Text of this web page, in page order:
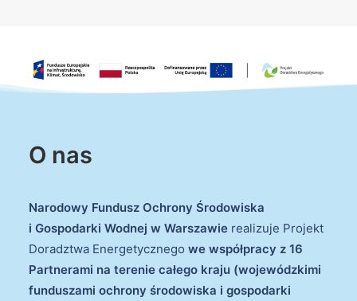
O nas
Narodowy Fundusz Ochrony Środowiska
i Gospodarki Wodnej w Warszawie realizuje Projekt
Doradztwa Energetycznego we współpracy z 16
Partnerami na terenie całego kraju (wojewódzkimi
funduszami ochrony środowiska i gospodarki